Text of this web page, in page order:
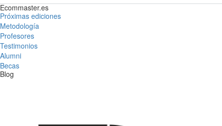
Ecommaster.es
Próximas ediciones
Metodología
Profesores
Testimonios
Alumni
Becas
Blog